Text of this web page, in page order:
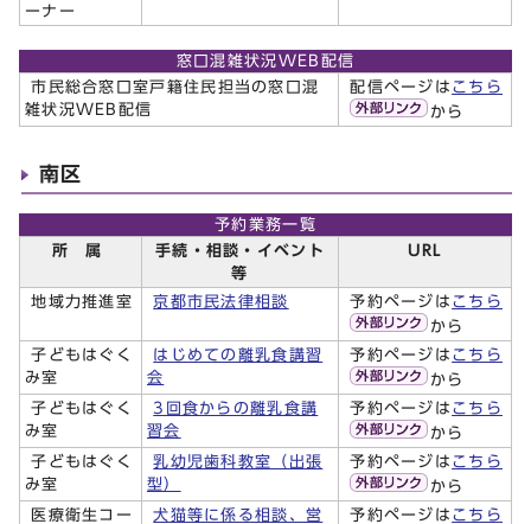
ーナー
窓口混雑状況WEB配信
市民総合窓口室戸籍住民担当の窓口混
雑状況WEB配信
配信ページは こちら
から
南区
予約業務一覧
所 属
手続・相談・イベント
等
URL
地域力推進室 京都市民法律相談 予約ページは こちら
から
子どもはぐく
み室
はじめての離乳食講習
会
予約ページは こちら
から
子どもはぐく
み室
3回食からの離乳食講
習会
予約ページは こちら
から
子どもはぐく
み室
乳幼児歯科教室（出張
型）
予約ページは こちら
から
医療衛生コー
犬猫等に係る相談、営
予約ページは こちら